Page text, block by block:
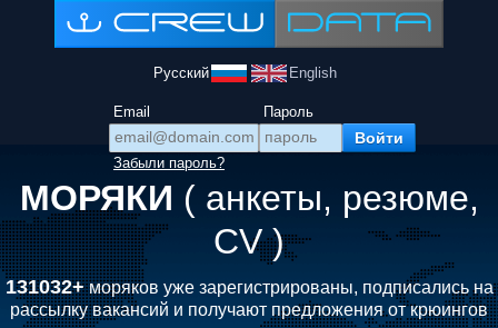
Русский English
Email Пароль
Забыли пароль?
МОРЯКИ ( анкеты, резюме,
CV )
131032+моряков уже зарегистрированы, подписались на
рассылку вакансий и получают предложения от крюингов